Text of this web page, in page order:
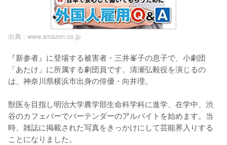
出典 : www.amazon.co.jp
『新参者』に登場する被害者・三井峯子の息子で、小劇団
「あたけ」に所属する劇団員です。清瀬弘毅役を演じるの
は、神奈川県横浜市出身の俳優・向井理。
獣医を目指し明治大学農学部生命科学科に進学、在学中、渋
谷のカフェバーでバーテンダーのアルバイトを始めます。当
時、雑誌に掲載された写真をきっかけにして芸能界入りする
ことになりました。